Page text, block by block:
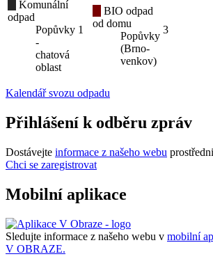
Komunální
odpad
Popůvky
-
chatová
oblast
1
BIO odpad
od domu
Popůvky
(Brno-
venkov)
3
Kalendář svozu odpadu
Přihlášení k odběru zpráv
Dostávejte informace z našeho webu
Chci se zaregistrovat
Mobilní aplikace
Sledujte informace z našeho webu v mobilní
V OBRAZE.